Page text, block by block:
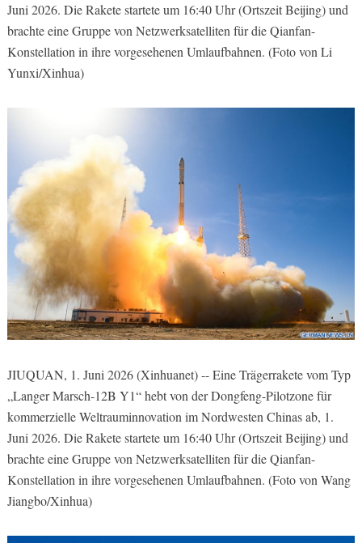
Juni 2026. Die Rakete startete um 16:40 Uhr (Ortszeit Beijing) und
brachte eine Gruppe von Netzwerksatelliten für die Qianfan-
Konstellation in ihre vorgesehenen Umlaufbahnen. (Foto von Li
Yunxi/Xinhua)
JIUQUAN, 1. Juni 2026 (Xinhuanet) -- Eine Trägerrakete vom Typ
„Langer Marsch-12B Y1“ hebt von der Dongfeng-Pilotzone für
kommerzielle Weltrauminnovation im Nordwesten Chinas ab, 1.
Juni 2026. Die Rakete startete um 16:40 Uhr (Ortszeit Beijing) und
brachte eine Gruppe von Netzwerksatelliten für die Qianfan-
Konstellation in ihre vorgesehenen Umlaufbahnen. (Foto von Wang
Jiangbo/Xinhua)